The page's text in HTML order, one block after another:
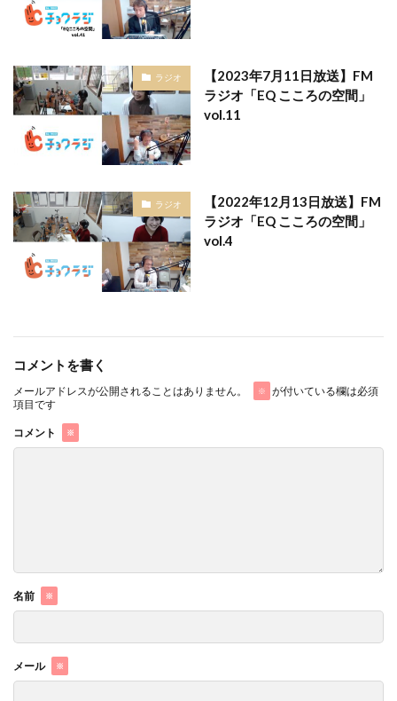
ラジオ
【2023年7月11日放送】FM
ラジオ「EQ こころの空間」
vol.11
ラジオ
【2022年12月13日放送】FM
ラジオ「EQ こころの空間」
vol.4
コメントを書く
メールアドレスが公開されることはありません。 ※
が付いている欄は必須
項目です
コメント ※
名前 ※
メール ※